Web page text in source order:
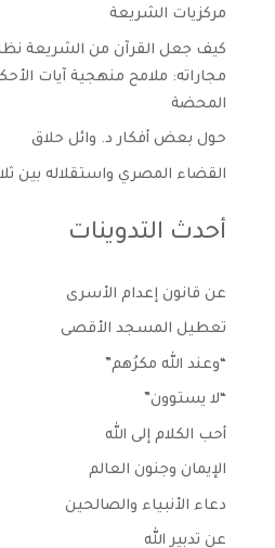
مركزيات الشريعة
كيف جعل القرآن من الشريعة
مجاراته: ملامح منهجية آيات
المحضة
حول بعض أفكار د. وائل حلاق
القضاء المصري واستقلاله بين
أحدث التدوينات
عن قانون إعدام الأسرى
تعطيل المسجد الأقصى
“وعند الله مكرُهم”
“لا يستوون”
أحب الكلام إلى الله
الإيمان وجنون العالم
دعاء الأنبياء والصالحين
عن تدبير الله